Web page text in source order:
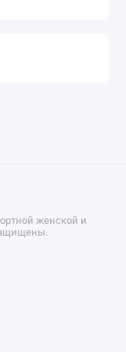
женской и